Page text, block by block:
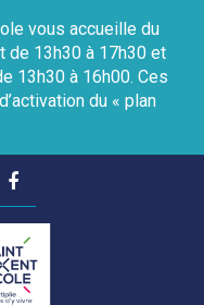
vous accueille du
de 13h30 à 17h30 et
13h30 à 16h00. Ces
du « plan
vers
le
compte
Facebook